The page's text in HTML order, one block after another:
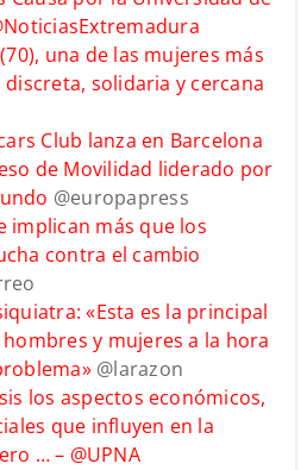
una de las mujeres más
discreta, solidaria y cercana
Club lanza en Barcelona
de Movilidad liderado por
@europapress
implican más que los
contra el cambio
«Esta es la principal
y mujeres a la hora
@larazon
los aspectos económicos,
que influyen en la
… – @UPNA